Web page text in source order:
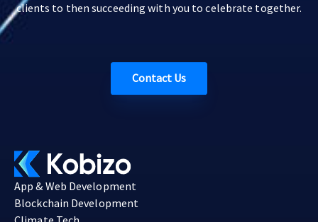
clients to then succeeding with you to celebrate together.
Contact Us
App & Web Development
Blockchain Development